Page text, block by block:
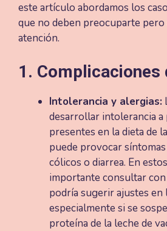
este artículo abordamos los
que no deben preocuparte
atención.
1. Complicaciones
Intolerancia y alergias:
desarrollar intolerancia a
presentes en la dieta de
puede provocar
cólicos o diarrea. En
importante consultar
podría sugerir ajustes en
especialmente si se
proteína de la leche de